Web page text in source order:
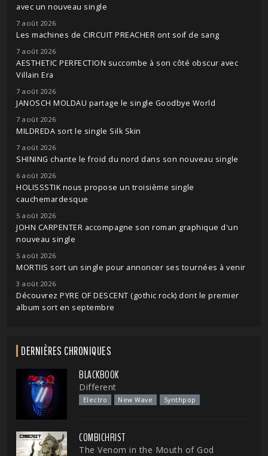
avec un nouveau single
7 août 2026
Les machines de CIRCUIT PREACHER ont soif de sang
7 août 2026
AESTHETIC PERFECTION succombe à son côté obscur avec
Villain Era
7 août 2026
JANOSCH MOLDAU partage le single Goodbye World
7 août 2026
MILDREDA sort le single Silk Skin
7 août 2026
SHINING chante le froid du nord dans son nouveau single
6 août 2026
HOLISSSTIK nous propose un troisième single
cauchemardesque
5 août 2026
JOHN CARPENTER accompagne son roman graphique d'un
nouveau single
5 août 2026
MORTIIS sort un single pour annoncer ses tournées à venir
3 août 2026
Découvrez PYRE OF DESCENT (gothic rock) dont le premier
album sort en septembre
DERNIÈRES CHRONIQUES
BLACKBOOK
Different
Electro New Wave Synthpop
COMBICHRIST
The Venom in the Mouth of God